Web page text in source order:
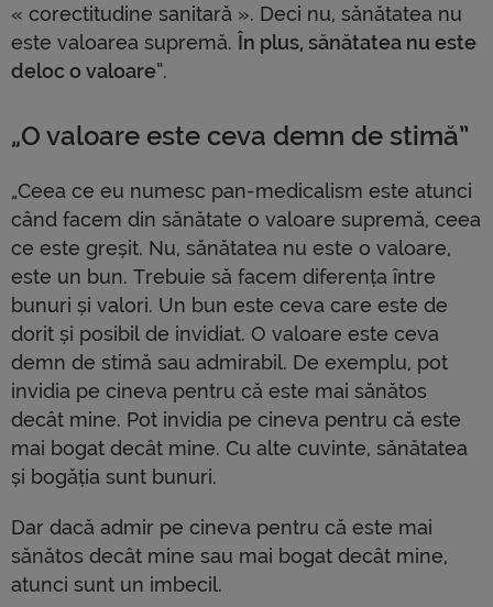
« corectitudine sanitară ». Deci nu, sănătatea nu
este valoarea supremă. În plus, sănătatea nu este
deloc o valoare”.
„O valoare este ceva demn de stimă”
„Ceea ce eu numesc pan-medicalism este atunci
când facem din sănătate o valoare supremă, ceea
ce este greșit. Nu, sănătatea nu este o valoare,
este un bun. Trebuie să facem diferența între
bunuri și valori. Un bun este ceva care este de
dorit și posibil de invidiat. O valoare este ceva
demn de stimă sau admirabil. De exemplu, pot
invidia pe cineva pentru că este mai sănătos
decât mine. Pot invidia pe cineva pentru că este
mai bogat decât mine. Cu alte cuvinte, sănătatea
și bogăția sunt bunuri.
Dar dacă admir pe cineva pentru că este mai
sănătos decât mine sau mai bogat decât mine,
atunci sunt un imbecil.